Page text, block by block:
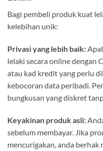
Bagi pembeli produk kuat
kelebihan unik:
Privasi yang lebih baik:
lelaki secara online dengan
atau kad kredit yang perlu
kebocoran data peribadi.
bungkusan yang diskret
Keyakinan produk asli:
sebelum membayar. Jika
mencurigakan, anda